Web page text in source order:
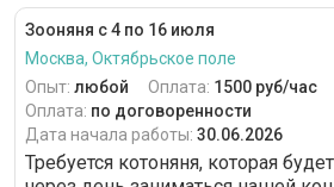
Зооняня с 4 по 16 июля
Москва, Октябрьское поле
Опыт: любой Оплата: 1500 руб/час
Оплата: по договоренности
Дата начала работы: 30.06.2026
Требуется котоняня, которая